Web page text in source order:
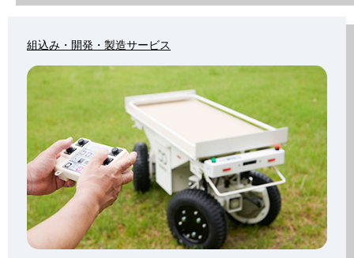
組込み・開発・製造サービス